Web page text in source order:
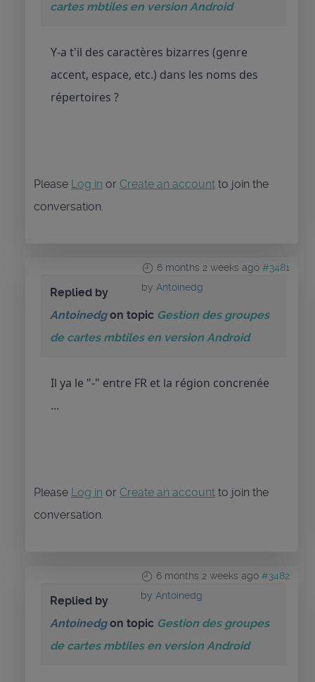
cartes mbtiles en version Android
Y-a t'il des caractères bizarres (genre
accent, espace, etc.) dans les noms des
répertoires ?
Please Log in or Create an account to join the
conversation.
6 months 2 weeks ago #3481
by Antoinedg
Replied by
Antoinedgon topic Gestion des groupes
de cartes mbtiles en version Android
Il ya le "-" entre FR et la région concrenée
...
Please Log in or Create an account to join the
conversation.
6 months 2 weeks ago #3482
by Antoinedg
Replied by
Antoinedgon topic Gestion des groupes
de cartes mbtiles en version Android